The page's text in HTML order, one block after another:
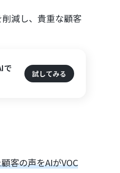
減し、貴重な顧客
で
試してみる
客の声をAIがVOC